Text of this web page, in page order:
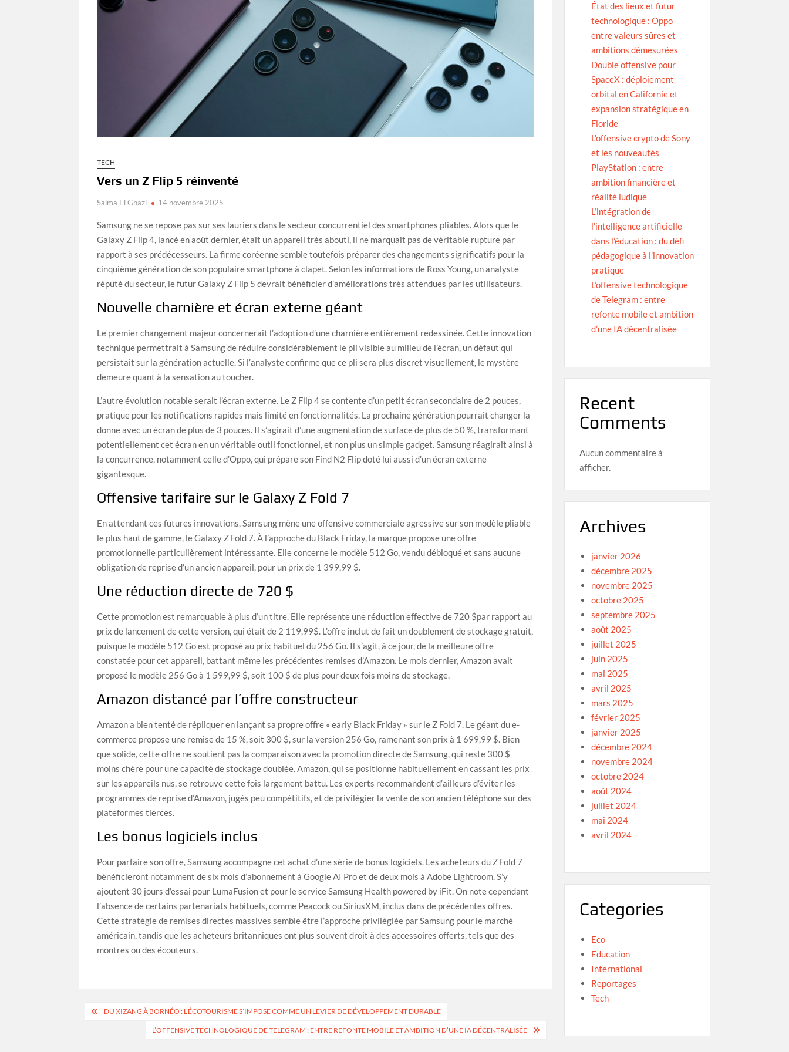
TECH
Vers un Z Flip 5 réinventé
Salma El Ghazi 14 novembre 2025
Samsung ne se repose pas sur ses lauriers dans le secteur concurrentiel des smartphones pliables. Alors que le
Galaxy Z Flip 4, lancé en août dernier, était un appareil très abouti, il ne marquait pas de véritable rupture par
rapport à ses prédécesseurs. La firme coréenne semble toutefois préparer des changements significatifs pour la
cinquième génération de son populaire smartphone à clapet. Selon les informations de Ross Young, un analyste
réputé du secteur, le futur Galaxy Z Flip 5 devrait bénéficier d’améliorations très attendues par les utilisateurs.
Nouvelle charnière et écran externe géant
Le premier changement majeur concernerait l’adoption d’une charnière entièrement redessinée. Cette innovation
technique permettrait à Samsung de réduire considérablement le pli visible au milieu de l’écran, un défaut qui
persistait sur la génération actuelle. Si l’analyste confirme que ce pli sera plus discret visuellement, le mystère
demeure quant à la sensation au toucher.
L’autre évolution notable serait l’écran externe. Le Z Flip 4 se contente d’un petit écran secondaire de 2 pouces,
pratique pour les notifications rapides mais limité en fonctionnalités. La prochaine génération pourrait changer la
donne avec un écran de plus de 3 pouces. Il s’agirait d’une augmentation de surface de plus de 50 %, transformant
potentiellement cet écran en un véritable outil fonctionnel, et non plus un simple gadget. Samsung réagirait ainsi à
la concurrence, notamment celle d’Oppo, qui prépare son Find N2 Flip doté lui aussi d’un écran externe
gigantesque.
Offensive tarifaire sur le Galaxy Z Fold 7
En attendant ces futures innovations, Samsung mène une offensive commerciale agressive sur son modèle pliable
le plus haut de gamme, le Galaxy Z Fold 7. À l’approche du Black Friday, la marque propose une offre
promotionnelle particulièrement intéressante. Elle concerne le modèle 512 Go, vendu débloqué et sans aucune
obligation de reprise d’un ancien appareil, pour un prix de 1 399,99 $.
Une réduction directe de 720 $
Cette promotion est remarquable à plus d’un titre. Elle représente une réduction effective de 720 $par rapport au
prix de lancement de cette version, qui était de 2 119,99$. L’offre inclut de fait un doublement de stockage gratuit,
puisque le modèle 512 Go est proposé au prix habituel du 256 Go. Il s’agit, à ce jour, de la meilleure offre
constatée pour cet appareil, battant même les précédentes remises d’Amazon. Le mois dernier, Amazon avait
proposé le modèle 256 Go à 1 599,99 $, soit 100 $ de plus pour deux fois moins de stockage.
Amazon distancé par l’offre constructeur
Amazon a bien tenté de répliquer en lançant sa propre offre « early Black Friday » sur le Z Fold 7. Le géant du e-
commerce propose une remise de 15 %, soit 300 $, sur la version 256 Go, ramenant son prix à 1 699,99 $. Bien
que solide, cette offre ne soutient pas la comparaison avec la promotion directe de Samsung, qui reste 300 $
moins chère pour une capacité de stockage doublée. Amazon, qui se positionne habituellement en cassant les prix
sur les appareils nus, se retrouve cette fois largement battu. Les experts recommandent d’ailleurs d’éviter les
programmes de reprise d’Amazon, jugés peu compétitifs, et de privilégier la vente de son ancien téléphone sur des
plateformes tierces.
Les bonus logiciels inclus
Pour parfaire son offre, Samsung accompagne cet achat d’une série de bonus logiciels. Les acheteurs du Z Fold 7
bénéficieront notamment de six mois d’abonnement à Google AI Pro et de deux mois à Adobe Lightroom. S’y
ajoutent 30 jours d’essai pour LumaFusion et pour le service Samsung Health powered by iFit. On note cependant
l’absence de certains partenariats habituels, comme Peacock ou SiriusXM, inclus dans de précédentes offres.
Cette stratégie de remises directes massives semble être l’approche privilégiée par Samsung pour le marché
américain, tandis que les acheteurs britanniques ont plus souvent droit à des accessoires offerts, tels que des
montres ou des écouteurs.
Navigation
DU XIZANG À BORNÉO : L’ÉCOTOURISME S’IMPOSE COMME UN LEVIER DE DÉVELOPPEMENT DURABLE
L’OFFENSIVE TECHNOLOGIQUE DE TELEGRAM : ENTRE REFONTE MOBILE ET AMBITION D’UNE IA DÉCENTRALISÉE
État des lieux et futur
technologique : Oppo
entre valeurs sûres et
ambitions démesurées
Double offensive pour
SpaceX : déploiement
orbital en Californie et
expansion stratégique en
Floride
L’offensive crypto de Sony
et les nouveautés
PlayStation : entre
ambition financière et
réalité ludique
L’intégration de
l’intelligence artificielle
dans l’éducation : du défi
pédagogique à l’innovation
pratique
L’offensive technologique
de Telegram : entre
refonte mobile et ambition
d’une IA décentralisée
Recent
Comments
Aucun commentaire à
afficher.
Archives
janvier 2026
décembre 2025
novembre 2025
octobre 2025
septembre 2025
août 2025
juillet 2025
juin 2025
mai 2025
avril 2025
mars 2025
février 2025
janvier 2025
décembre 2024
novembre 2024
octobre 2024
août 2024
juillet 2024
mai 2024
avril 2024
Categories
Eco
Education
International
Reportages
Tech